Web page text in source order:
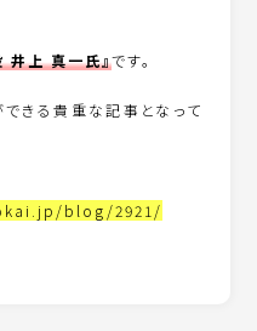
上 真一氏』です。
きる貴重な記事となって
blog/2921/